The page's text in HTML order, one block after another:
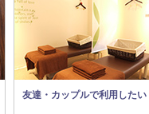
友達・カップルで利用したい